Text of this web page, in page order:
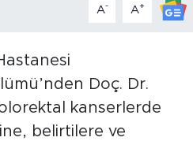
A- A+
Doç. Dr.
kanserlerde
belirtilere ve